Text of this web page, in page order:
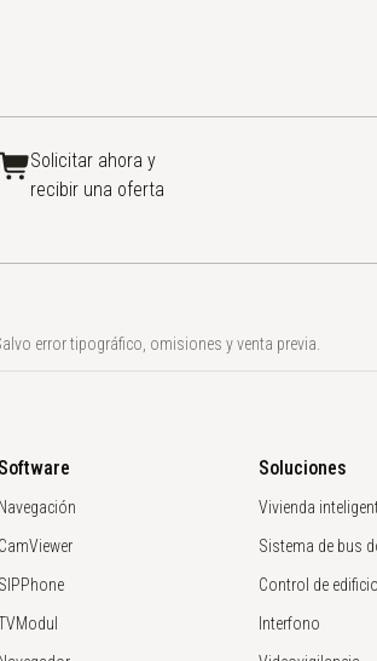
una oferta
Solicitar ahora y
recibir una oferta
error tipográfico, omisiones y venta previa.
Software
Navegación
CamViewer
SIPPhone
Soluciones
Vivienda
Sistema de bus
Control de
Interfono